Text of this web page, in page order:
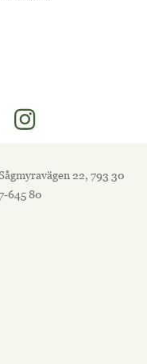
22, 793 30
645 80